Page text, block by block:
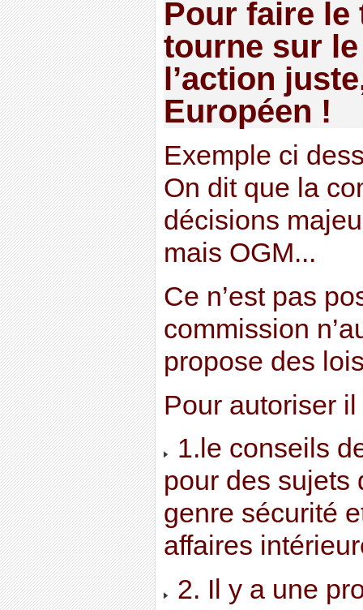
Pour faire le
tourne sur
l’action
Européen !
Exemple ci
On dit que la
décisions
mais OGM...
Ce n’est pas
commission
propose des
Pour autoriser
1.le conseils
pour des sujets
genre sécurité
affaires
2. Il y a une